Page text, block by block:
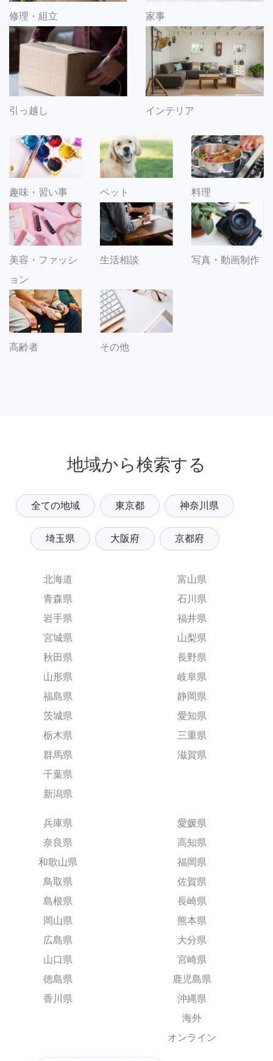
修理・組立 家事
引っ越し インテリア
趣味・習い事 ペット 料理
美容・ファッシ
ョン
生活相談 写真・動画制作
高齢者 その他
地域から検索する
全ての地域 東京都 神奈川県
埼玉県 大阪府 京都府
北海道
青森県
岩手県
宮城県
秋田県
山形県
福島県
茨城県
栃木県
群馬県
千葉県
新潟県
富山県
石川県
福井県
山梨県
長野県
岐阜県
静岡県
愛知県
三重県
滋賀県
兵庫県
奈良県
和歌山県
鳥取県
島根県
岡山県
広島県
山口県
徳島県
香川県
愛媛県
高知県
福岡県
佐賀県
長崎県
熊本県
大分県
宮崎県
鹿児島県
沖縄県
海外
オンライン